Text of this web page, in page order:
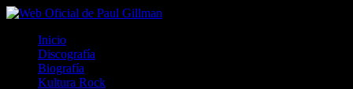
Inicio
Discografía
Biografía
Kultura Rock